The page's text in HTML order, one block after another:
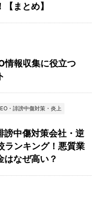
まとめ】
情報収集に役立つ
・誹謗中傷対策・炎上
謗中傷対策会社・逆
ランキング！悪質業
はなぜ高い？